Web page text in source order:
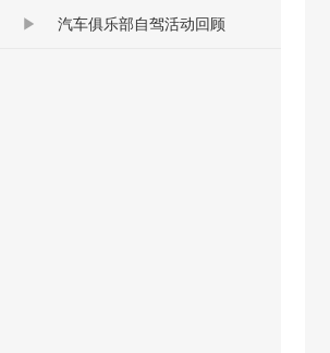
汽车俱乐部自驾活动回顾